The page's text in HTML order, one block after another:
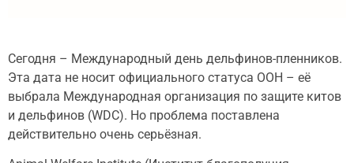
Сегодня – Международный день дельфинов-пленников.
Эта дата не носит официального статуса ООН – её
выбрала Международная организация по защите китов
и дельфинов (WDC). Но проблема поставлена
действительно очень серьёзная.